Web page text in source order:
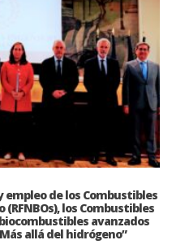
de los Combustibles
los Combustibles
biocombustibles avanzados
allá del hidrógeno”